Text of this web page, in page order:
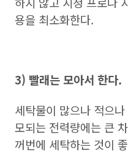
용을 최소화한다.
3) 빨래는 모아서 한다.
세탁물이 많으나 적으
모되는 전력량에는 큰
꺼번에 세탁하는 것이